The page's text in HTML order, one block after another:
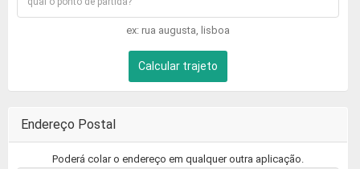
ex: rua augusta, lisboa
Calcular trajeto
Endereço Postal
Poderá colar o endereço em qualquer outra aplicação.